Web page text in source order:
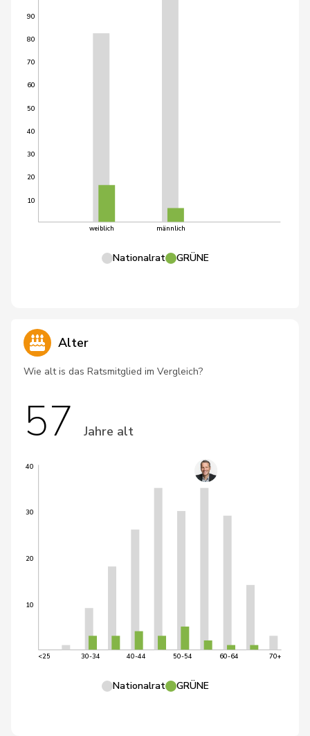
10
20
30
40
50
60
70
80
90
weiblich männlich
Nationalrat GRÜNE
Alter
Wie alt is das Ratsmitglied im Vergleich?
57 Jahre alt
10
20
30
40
<25 30-34 40-44 50-54 60-64 70+
Nationalrat GRÜNE